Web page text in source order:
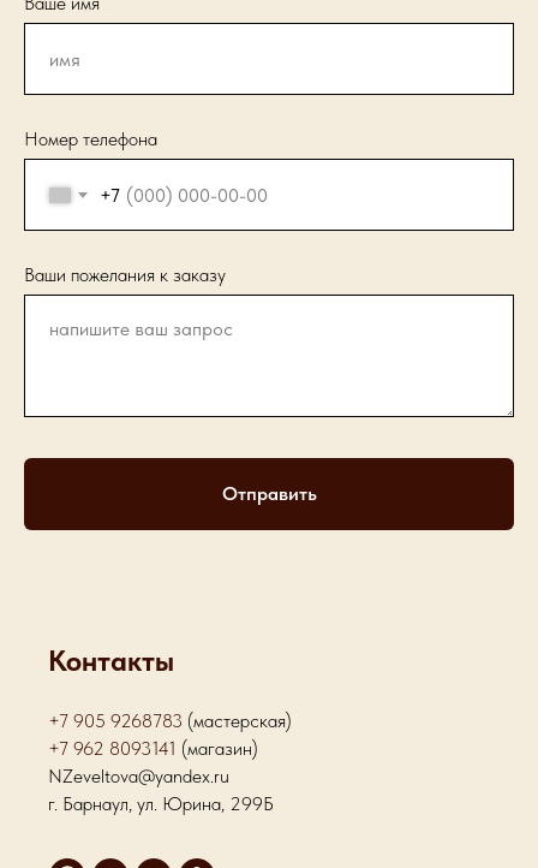
Номер телефона
+7
Ваши пожелания к заказу
Отправить
Контакты
+7 905 9268783 (мастерская)
+7 962 8093141 (магазин)
NZeveltova@yandex.ru
г. Барнаул, ул. Юрина, 299Б